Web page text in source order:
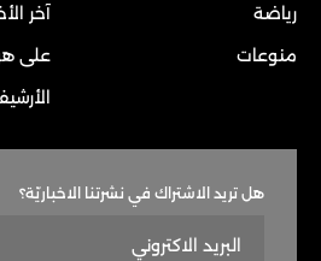
رياضة
منوعات
آخر
على
هل تريد الاشتراك في نشرتنا الاخباريّة؟